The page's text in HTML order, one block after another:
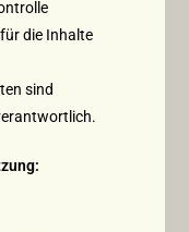
die Inhalte
sind